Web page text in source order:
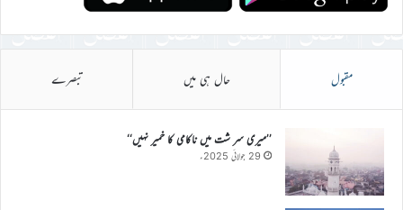
مقبول حال ہی میں تبصرے
’’میری سر شت میں ناکامی کا خمیر نہیں‘‘
29 جولائی 2025ء